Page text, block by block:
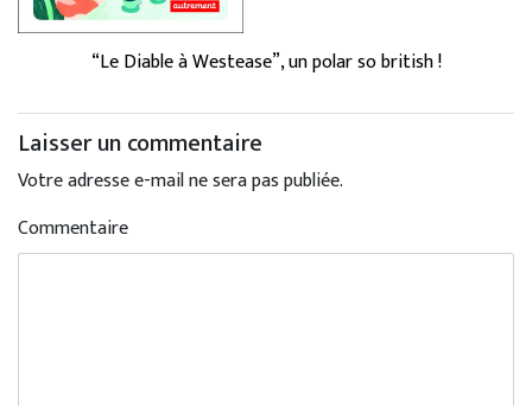
“Le Diable à Westease”, un polar so british !
Laisser un commentaire
Votre adresse e-mail ne sera pas publiée.
Commentaire